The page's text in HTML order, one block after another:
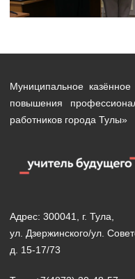
Муниципальное
повышения
работников города Тулы»
Адрес: 300041, г. Тула,
ул. Дзержинского/ул.
д. 15-17/73